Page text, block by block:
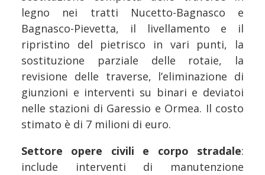
legno nei tratti Nucetto-Bagnasco e
Bagnasco-Pievetta, il livellamento e il
ripristino del pietrisco in vari punti, la
sostituzione parziale delle rotaie, la
revisione delle traverse, l’eliminazione di
giunzioni e interventi su binari e deviatoi
nelle stazioni di Garessio e Ormea. Il costo
stimato è di 7 milioni di euro.
Settore opere civili e corpo stradale:
include interventi di manutenzione